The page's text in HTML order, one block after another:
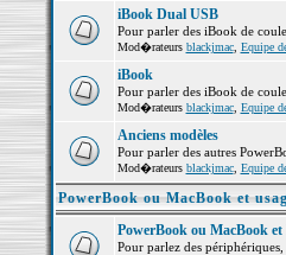
iBook Dual USB
Pour parler des iBook de
Mod�rateurs blackjmac, Equipe
iBook
Pour parler des iBook de
Mod�rateurs blackjmac, Equipe
Anciens modèles
Pour parler des autres
Mod�rateurs blackjmac, Equipe
PowerBook ou MacBook et
PowerBook ou MacBook
Pour parlez des